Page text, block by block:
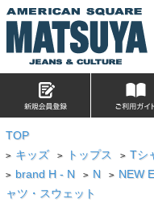
TOP
> キッズ > トップス > Tシ
> brand H - N > N > NEW
ャツ・スウェット